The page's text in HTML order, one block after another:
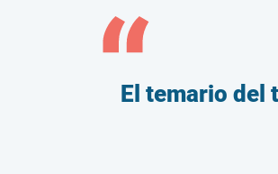
El temario del